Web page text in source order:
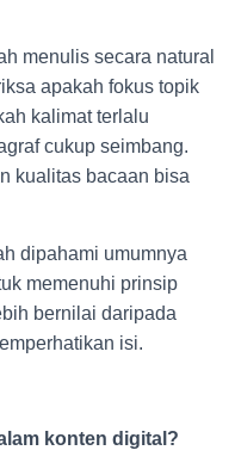
menulis secara natural
apakah fokus topik
kalimat terlalu
cukup seimbang.
kualitas bacaan bisa
dipahami umumnya
memenuhi prinsip
bernilai daripada
isi.
konten digital?